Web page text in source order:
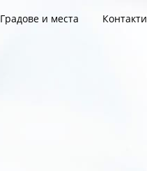
Градове и места Контакти